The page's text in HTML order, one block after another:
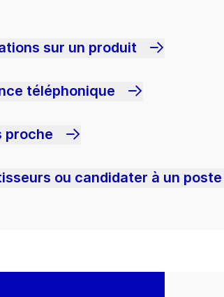
sur un produit
téléphonique
proche
ou candidater à un poste